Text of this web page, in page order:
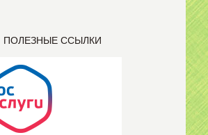
ПОЛЕЗНЫЕ ССЫЛКИ